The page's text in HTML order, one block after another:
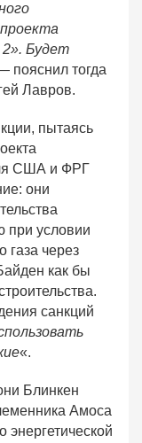
Будет
пояснил тогда
Лавров.
пытаясь
США и ФРГ
они
при условии
газа через
как бы
санкций
«.
Блинкен
Амоса